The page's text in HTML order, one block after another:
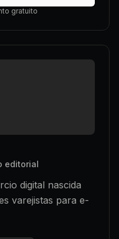
gratuito
editorial
digital nascida
varejistas para e-